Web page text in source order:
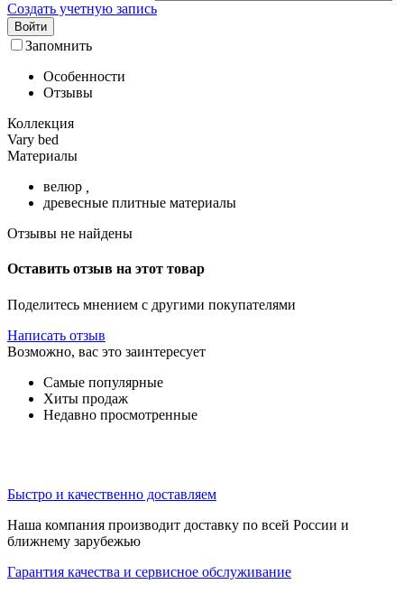
Создать учетную запись
Войти
Запомнить
Особенности
Отзывы
Коллекция
Vary bed
Материалы
велюр
древесные плитные материалы
Отзывы не найдены
Оставить отзыв на этот товар
Поделитесь мнением с другими покупателями
Написать отзыв
Возможно, вас это заинтересует
Самые популярные
Хиты продаж
Недавно просмотренные
Быстро и качественно доставляем
Наша компания производит доставку по всей России и
ближнему зарубежью
Гарантия качества и сервисное обслуживание